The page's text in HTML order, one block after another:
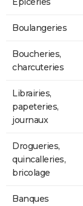
Boulangeries
Boucheries,
charcuteries
Librairies,
papeteries,
journaux
Drogueries,
quincalleries,
bricolage
Banques